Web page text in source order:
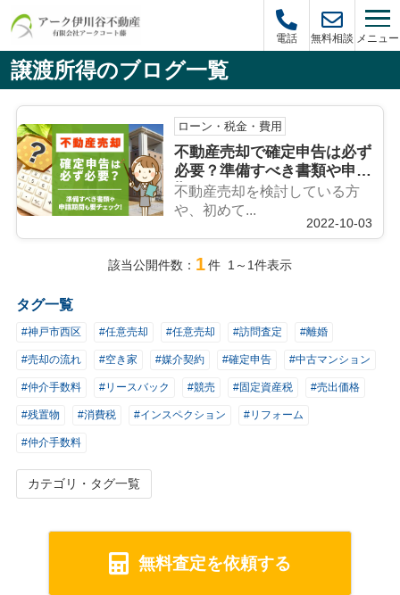
電話 無料相談 メニュー
譲渡所得のブログ一覧
ローン・税金・費用
不動産売却で確定申告は必ず
必要？準備すべき書類や申請
期間も要チェック
不動産売却を検討している方
や、初めて...
2022-10-03
該当公開件数： 1件 1～1件表示
タグ一覧
#神戸市西区 #任意売却 #任意売却 #訪問査定 #離婚
#売却の流れ #空き家 #媒介契約 #確定申告 #中古マンション
#仲介手数料 #リースバック #競売 #固定資産税 #売出価格
#残置物 #消費税 #インスペクション #リフォーム
#仲介手数料
カテゴリ・タグ一覧
無料査定を依頼する